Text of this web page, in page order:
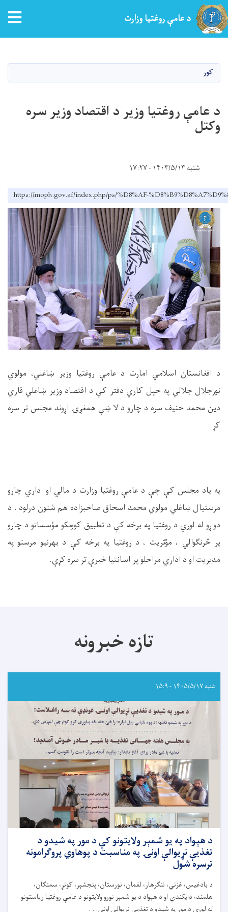
د عامې روغتیا وزارت
کور
د عامې روغتیا وزیر د اقتصاد وزیر سره
وکتل
شنبه ۱۴۰۳/۵/۱۳ - ۱۷:۲۷
https://moph.gov.af/index.php/ps/%D8%AF-
د افغانستان اسلامي امارت د عامې روغتیا وزیر ښاغلي، مولوي
نورجلال جلالي په خپل کاري دفتر کې د اقتصاد وزیر ښاغلي قاري
دین محمد حنیف سره د چارو د لا ښې همغږۍ اړوند مجلس تر سره
کړ
په یاد مجلس کې چې د عامې روغتیا وزارت د مالي او اداري چارو
مرستیال ښاغلي مولوي محمد اسحاق صاحبزاده هم شتون درلود ، د
دواړو له لوري د روغتیا په برخه کې د تطبیق کوونکو مؤسساتو د چارو
پر څرنګوالي ، مؤثریت ، د روغتیا په برخه کې د بهرنیو مرستو په
مدیریت او د اداري مراحلو پر اسانتیا خبرې تر سره کړې.
تازه خبرونه
شنبه ۱۴۰۵/۵/۱۷ - ۱۵:۹
د هېواد په یو شمېر ولایتونو کې د مور په شیدو د
تغذیې نړیوالې اونۍ په مناسبت د پوهاوي پروګرامونه
ترسره شول
د بادغیس، غزني، ننګرهار، لغمان، نورستان، پنجشېر، کونړ، سمنګان،
هلمند، دایکندي او د هېواد د یو شمېر نورو ولایتونو د عامې روغتیا ریاستونو
له لوري د مور په شیدو د تغذیې نړیوالې اونۍ. . .